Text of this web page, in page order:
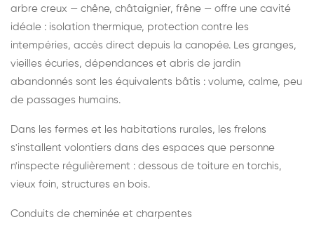
arbre creux — chêne, châtaignier, frêne — offre une cavité
idéale : isolation thermique, protection contre les
intempéries, accès direct depuis la canopée. Les granges,
vieilles écuries, dépendances et abris de jardin
abandonnés sont les équivalents bâtis : volume, calme, peu
de passages humains.
Dans les fermes et les habitations rurales, les frelons
s'installent volontiers dans des espaces que personne
n'inspecte régulièrement : dessous de toiture en torchis,
vieux foin, structures en bois.
Conduits de cheminée et charpentes